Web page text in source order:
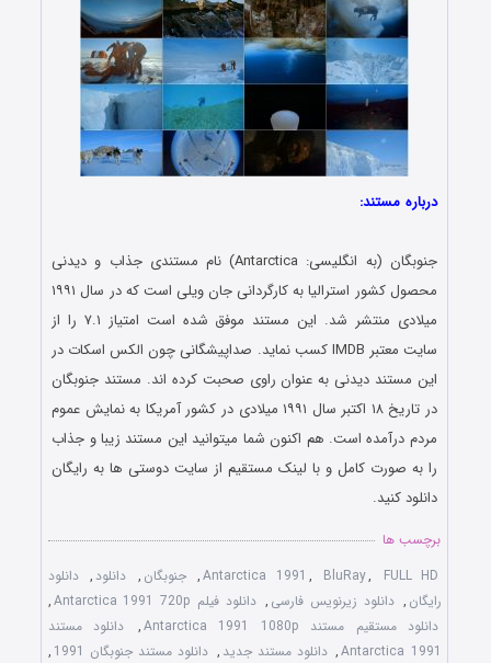
درباره مستند:
جنوبگان (به انگلیسی: Antarctica) نام مستندی جذاب و دیدنی
محصول کشور استرالیا به کارگردانی جان ویلی است که در سال ۱۹۹۱
میلادی منتشر شد. این مستند موفق شده است امتیاز ۷.۱ را از
سایت معتبر IMDB کسب نماید. صداپیشگانی چون الکس اسکات در
این مستند دیدنی به عنوان راوی صحبت کرده اند. مستند جنوبگان
در تاریخ ۱۸ اکتبر سال ۱۹۹۱ میلادی در کشور آمریکا به نمایش عموم
مردم درآمده است. هم اکنون شما میتوانید این مستند زیبا و جذاب
را به صورت کامل و با لینک مستقیم از سایت دوستی ها به رایگان
دانلود کنید.
برچسب ها
Antarctica 1991 , BluRay, FULL HD
, جنوبگان , دانلود , دانلود
رایگان , دانلود زیرنویس فارسی , دانلود فیلم Antarctica 1991 720p
,
دانلود مستقیم مستند Antarctica 1991 1080p
,
دانلود مستند
Antarctica 1991
, دانلود مستند جدید , دانلود مستند جنوبگان 1991 ,